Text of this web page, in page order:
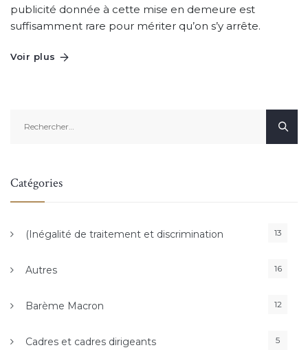
publicité donnée à cette mise en demeure est
suffisamment rare pour mériter qu’on s’y arrête.
Voir plus
Catégories
(Inégalité de traitement et discrimination 13
Autres 16
Barème Macron 12
Cadres et cadres dirigeants 5